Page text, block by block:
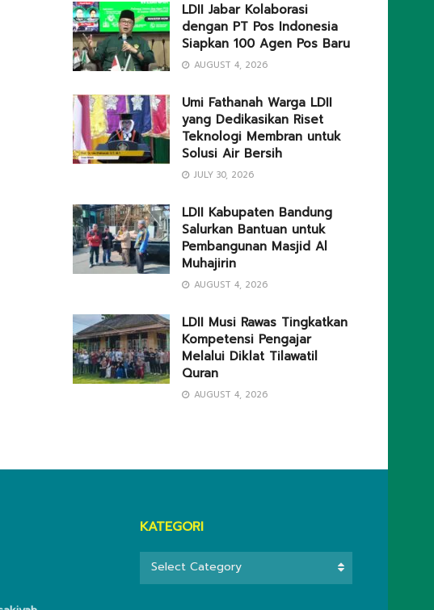
LDII Jabar Kolaborasi
dengan PT Pos Indonesia
Siapkan 100 Agen Pos Baru
AUGUST 4, 2026
Umi Fathanah Warga LDII
yang Dedikasikan Riset
Teknologi Membran untuk
Solusi Air Bersih
JULY 30, 2026
LDII Kabupaten Bandung
Salurkan Bantuan untuk
Pembangunan Masjid Al
Muhajirin
AUGUST 4, 2026
LDII Musi Rawas Tingkatkan
Kompetensi Pengajar
Melalui Diklat Tilawatil
Quran
AUGUST 4, 2026
KATEGORI
KATEGORI
Select Category